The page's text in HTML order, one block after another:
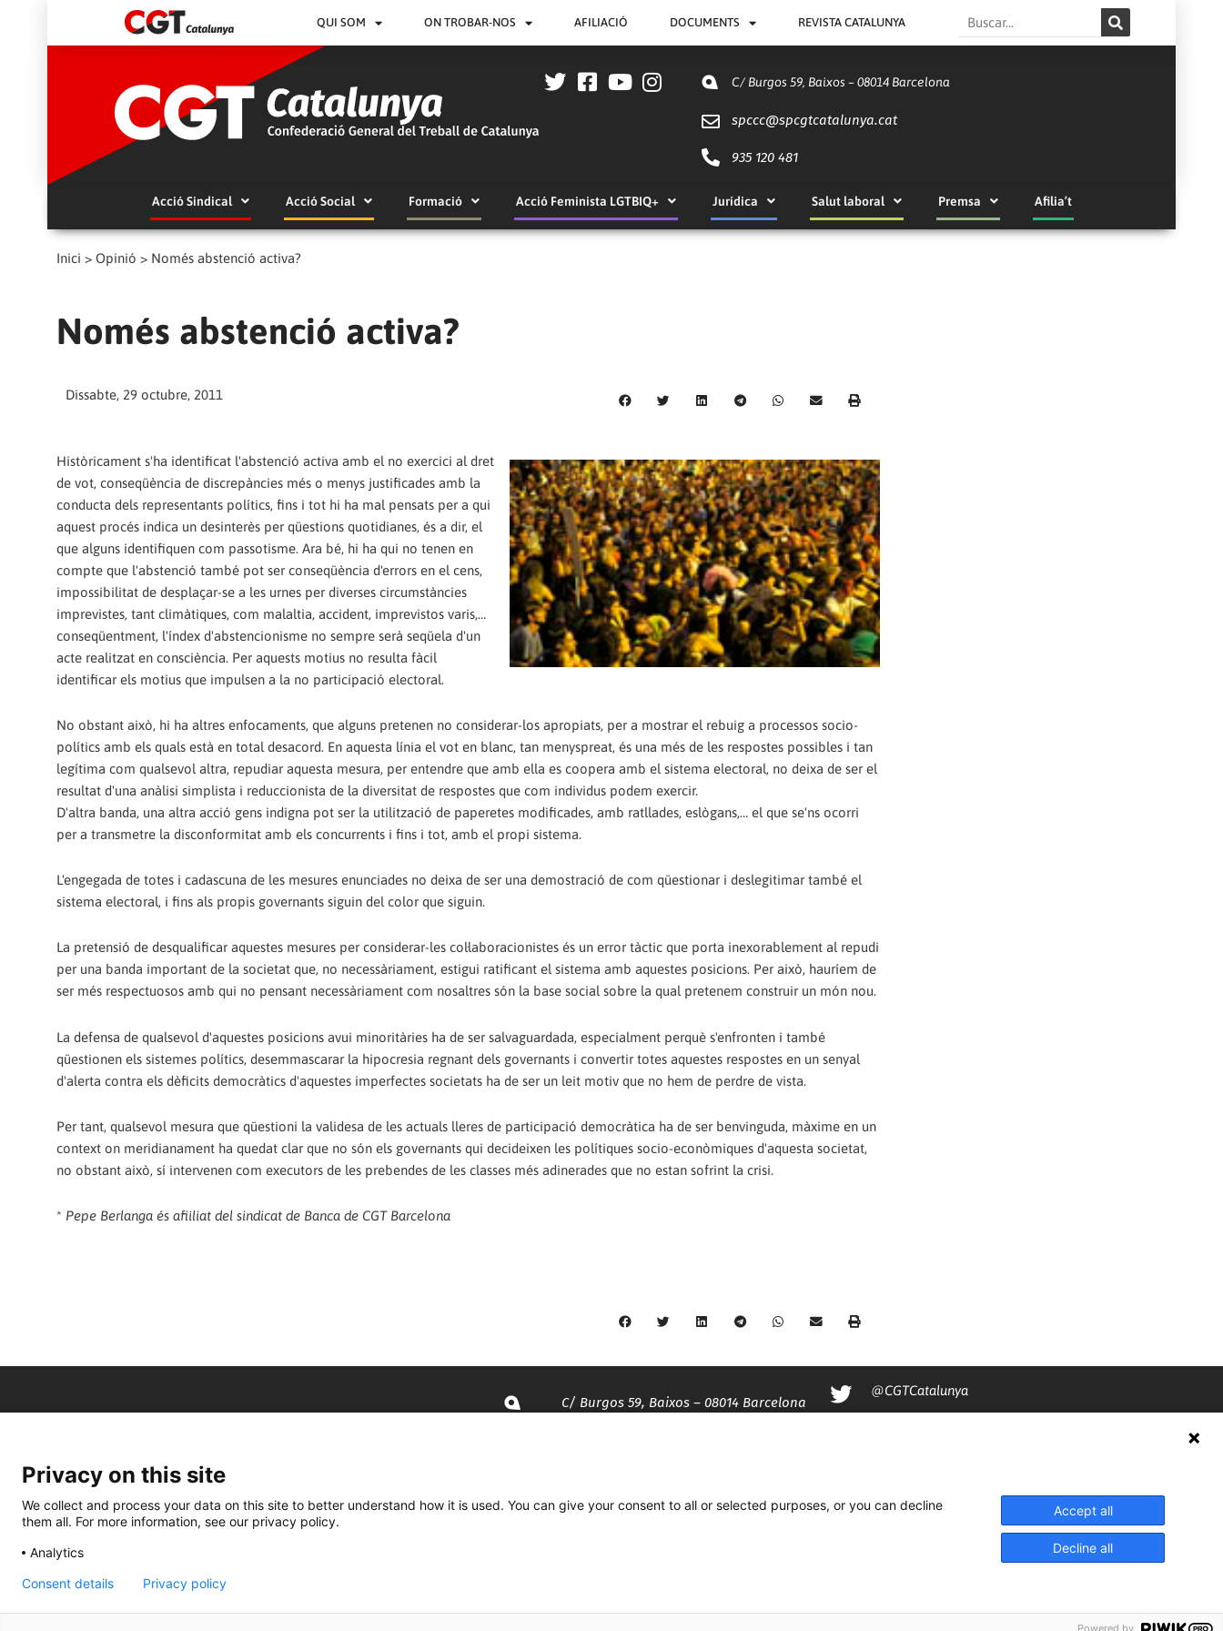
QUI SOM ON TROBAR-NOS AFILIACIÓ DOCUMENTS REVISTA CATALUNYA Search
C/ Burgos 59, Baixos – 08014 Barcelona
spccc@spcgtcatalunya.cat
935 120 481
Acció Sindical Acció Social Formació Acció Feminista LGTBIQ+ Jurídica Salut laboral Premsa Afilia’t
Inici > Opinió > Només abstenció activa?
Només abstenció activa?
Dissabte, 29 octubre, 2011
Històricament s'ha identificat l'abstenció activa amb el no exercici al dret
de vot, conseqüència de discrepàncies més o menys justificades amb la
conducta dels representants polítics, fins i tot hi ha mal pensats per a qui
aquest procés indica un desinterès per qüestions quotidianes, és a dir, el
que alguns identifiquen com passotisme. Ara bé, hi ha qui no tenen en
compte que l'abstenció també pot ser conseqüència d'errors en el cens,
impossibilitat de desplaçar-se a les urnes per diverses circumstàncies
imprevistes, tant climàtiques, com malaltia, accident, imprevistos varis,…
conseqüentment, l'índex d'abstencionisme no sempre serà seqüela d'un
acte realitzat en consciència. Per aquests motius no resulta fàcil
identificar els motius que impulsen a la no participació electoral.
No obstant això, hi ha altres enfocaments, que alguns pretenen no considerar-los apropiats, per a mostrar el rebuig a processos socio-
polítics amb els quals està en total desacord. En aquesta línia el vot en blanc, tan menyspreat, és una més de les respostes possibles i tan
legítima com qualsevol altra, repudiar aquesta mesura, per entendre que amb ella es coopera amb el sistema electoral, no deixa de ser el
resultat d'una anàlisi simplista i reduccionista de la diversitat de respostes que com individus podem exercir.
D'altra banda, una altra acció gens indigna pot ser la utilització de paperetes modificades, amb ratllades, eslògans,… el que se'ns ocorri
per a transmetre la disconformitat amb els concurrents i fins i tot, amb el propi sistema.
L'engegada de totes i cadascuna de les mesures enunciades no deixa de ser una demostració de com qüestionar i deslegitimar també el
sistema electoral, i fins als propis governants siguin del color que siguin.
La pretensió de desqualificar aquestes mesures per considerar-les col·laboracionistes és un error tàctic que porta inexorablement al repudi
per una banda important de la societat que, no necessàriament, estigui ratificant el sistema amb aquestes posicions. Per això, hauríem de
ser més respectuosos amb qui no pensant necessàriament com nosaltres són la base social sobre la qual pretenem construir un món nou.
La defensa de qualsevol d'aquestes posicions avui minoritàries ha de ser salvaguardada, especialment perquè s'enfronten i també
qüestionen els sistemes polítics, desemmascarar la hipocresia regnant dels governants i convertir totes aquestes respostes en un senyal
d'alerta contra els dèficits democràtics d'aquestes imperfectes societats ha de ser un leit motiv que no hem de perdre de vista.
Per tant, qualsevol mesura que qüestioni la validesa de les actuals lleres de participació democràtica ha de ser benvinguda, màxime en un
context on meridianament ha quedat clar que no són els governants qui decideixen les polítiques socio-econòmiques d'aquesta societat,
no obstant això, sí intervenen com executors de les prebendes de les classes més adinerades que no estan sofrint la crisi.
* Pepe Berlanga és afiiliat del sindicat de Banca de CGT Barcelona
C/ Burgos 59, Baixos – 08014 Barcelona
935 120 481
@CGTCatalunya
Privacy on this site
We collect and process your data on this site to better understand how it is used. You can give your consent to all or selected purposes, or you can decline
them all. For more information, see our privacy policy.
Analytics
Accept all
Decline all
Consent details Privacy policy
Powered by